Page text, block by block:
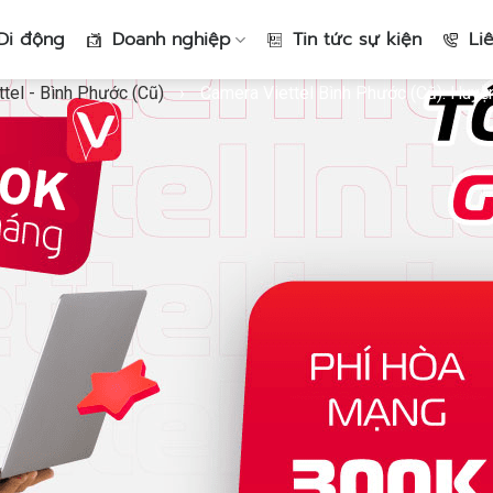
động Doanh nghiệp Tin tức sự kiện
- Bình Phước (Cũ) › Camera Viettel Bình Phước (Cũ):